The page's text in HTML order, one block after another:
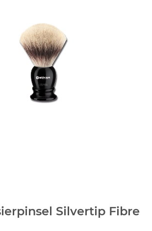
Silvertip Fibre